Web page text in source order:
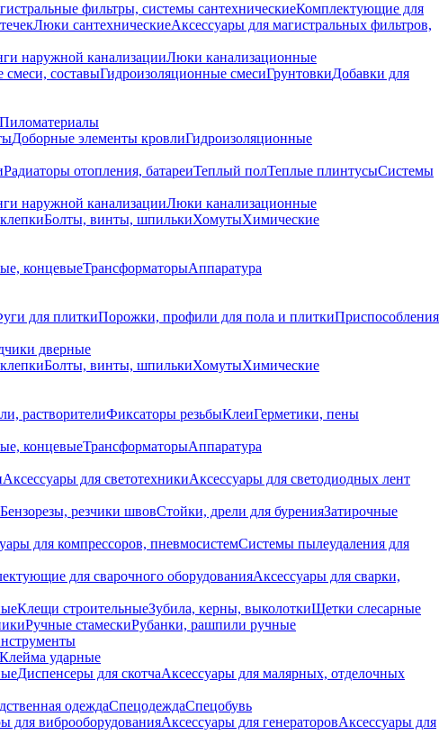
фильтры, системы сантехническиеКомплектующие для
Люки сантехническиеАксессуары для магистральных фильтров,
наружной канализацииЛюки канализационные
смеси, составыГидроизоляционные смесиГрунтовкиДобавки для
Пиломатериалы
Доборные элементы кровлиГидроизоляционные
Радиаторы отопления, батареиТеплый полТеплые плинтусыСистемы
наружной канализацииЛюки канализационные
Болты, винты, шпилькиХомутыХимические
концевыеТрансформаторыАппаратура
для плиткиПорожки, профили для пола и плиткиПриспособления
дверные
Болты, винты, шпилькиХомутыХимические
растворителиФиксаторы резьбыКлеиГерметики, пены
концевыеТрансформаторыАппаратура
Аксессуары для светотехникиАксессуары для светодиодных лент
Бензорезы, резчики швовСтойки, дрели для буренияЗатирочные
для компрессоров, пневмосистемСистемы пылеудаления для
для сварочного оборудованияАксессуары для сварки,
Клещи строительныеЗубила, керны, выколоткиЩетки слесарные
Ручные стамескиРубанки, рашпили ручные
Клейма ударные
Диспенсеры для скотчаАксессуары для малярных, отделочных
одеждаСпецодеждаСпецобувь
для виброоборудованияАксессуары для генераторовАксессуары для